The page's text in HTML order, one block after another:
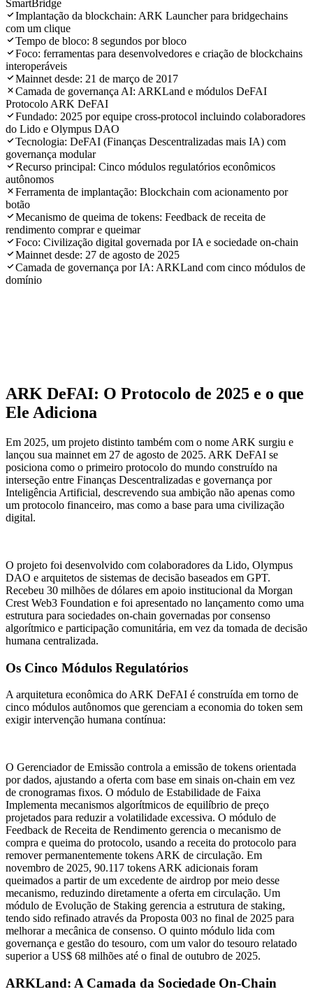
SmartBridge
Implantação da blockchain: ARK Launcher para bridgechains
com um clique
Tempo de bloco: 8 segundos por bloco
Foco: ferramentas para desenvolvedores e criação de blockchains
interoperáveis
Mainnet desde: 21 de março de 2017
Camada de governança AI: ARKLand e módulos DeFAI
Protocolo ARK DeFAI
Fundado: 2025 por equipe cross-protocol incluindo colaboradores
do Lido e Olympus DAO
Tecnologia: DeFAI (Finanças Descentralizadas mais IA) com
governança modular
Recurso principal: Cinco módulos regulatórios econômicos
autônomos
Ferramenta de implantação: Blockchain com acionamento por
botão
Mecanismo de queima de tokens: Feedback de receita de
rendimento comprar e queimar
Foco: Civilização digital governada por IA e sociedade on-chain
Mainnet desde: 27 de agosto de 2025
Camada de governança por IA: ARKLand com cinco módulos de
domínio
ARK DeFAI: O Protocolo de 2025 e o que
Ele Adiciona
Em 2025, um projeto distinto também com o nome ARK surgiu e
lançou sua mainnet em 27 de agosto de 2025. ARK DeFAI se
posiciona como o primeiro protocolo do mundo construído na
interseção entre Finanças Descentralizadas e governança por
Inteligência Artificial, descrevendo sua ambição não apenas como
um protocolo financeiro, mas como a base para uma civilização
digital.
O projeto foi desenvolvido com colaboradores da Lido, Olympus
DAO e arquitetos de sistemas de decisão baseados em GPT.
Recebeu 30 milhões de dólares em apoio institucional da Morgan
Crest Web3 Foundation e foi apresentado no lançamento como uma
estrutura para sociedades on-chain governadas por consenso
algorítmico e participação comunitária, em vez da tomada de decisão
humana centralizada.
Os Cinco Módulos Regulatórios
A arquitetura econômica do ARK DeFAI é construída em torno de
cinco módulos autônomos que gerenciam a economia do token sem
exigir intervenção humana contínua:
O Gerenciador de Emissão controla a emissão de tokens orientada
por dados, ajustando a oferta com base em sinais on-chain em vez
de cronogramas fixos. O módulo de Estabilidade de Faixa
Implementa mecanismos algorítmicos de equilíbrio de preço
projetados para reduzir a volatilidade excessiva. O módulo de
Feedback de Receita de Rendimento gerencia o mecanismo de
compra e queima do protocolo, usando a receita do protocolo para
remover permanentemente tokens ARK de circulação. Em
novembro de 2025, 90.117 tokens ARK adicionais foram
queimados a partir de um excedente de airdrop por meio desse
mecanismo, reduzindo diretamente a oferta em circulação. Um
módulo de Evolução de Staking gerencia a estrutura de staking,
tendo sido refinado através da Proposta 003 no final de 2025 para
melhorar a mecânica de consenso. O quinto módulo lida com
governança e gestão do tesouro, com um valor do tesouro relatado
superior a US$ 68 milhões até o final de outubro de 2025.
ARKLand: A Camada da Sociedade On-Chain